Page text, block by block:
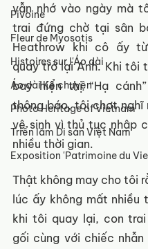
Pivoine
Fleur de Myosotis
Histoires sur l'Áo dài
Áo dài Kể chuyện
Photo Heritage of Vietnam
Triển lãm Di sản Việt Nam
Exposition 'Patrimoine du
vẫn nhớ vào ngày mà
trai đứng chờ tại sân
Heathrow khi cô ấy
quay trở lại Anh. Khi tôi
bay hiện thị “Hạ
thông báo, tôi chợt nghĩ
vệ sinh vì thủ tục nhập
nhiều thời gian.
Thật không may cho tôi
lúc ấy không mất nhiều
khi tôi quay lại, con
gối cùng với chiếc